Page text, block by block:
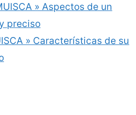
» Aspectos de un
preciso
» Características de su